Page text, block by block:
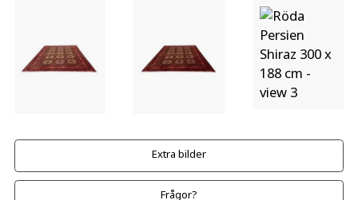
Extra bilder
Frågor?